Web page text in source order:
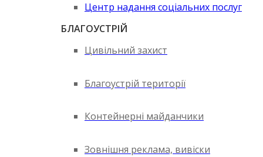
Центр надання соціальних послуг
БЛАГОУСТРІЙ
Цивільний захист
Благоустрій території
Контейнерні майданчики
Зовнішня реклама, вивіски